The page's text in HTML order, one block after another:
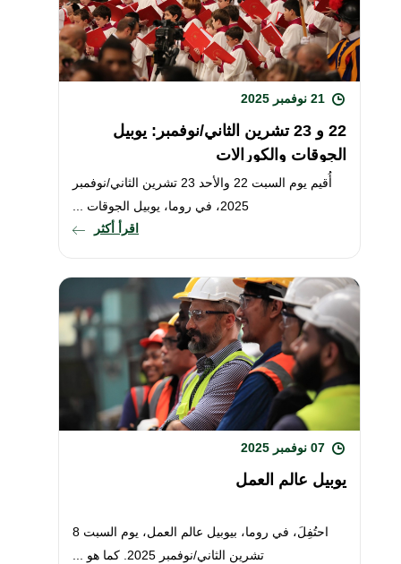
22 و 23 تشرين الثاني/نوفمبر: يوبيل
الجوقات والكورالات
أُقيم يوم السبت 22 والأحد 23 تشرين الثاني/نوفمبر
2025، في روما، يوبيل الجوقات ...
اقرأ أكثر
يوبيل عالم العمل
احتُفِلَ، في روما، بيوبيل عالم العمل، يوم السبت 8
تشرين الثاني/نوفمبر 2025. كما هو ...